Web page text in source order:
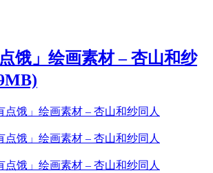
饿」绘画素材 – 杏山和纱